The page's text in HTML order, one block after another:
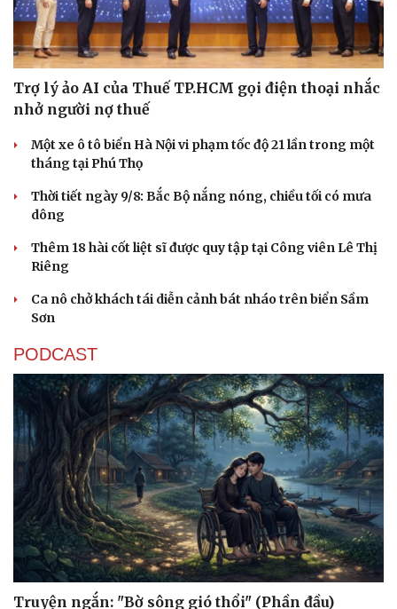
Trợ lý ảo AI của Thuế TP.HCM gọi điện thoại nhắc
nhở người nợ thuế
Một xe ô tô biển Hà Nội vi phạm tốc độ 21 lần trong một
tháng tại Phú Thọ
Thời tiết ngày 9/8: Bắc Bộ nắng nóng, chiều tối có mưa
dông
Thêm 18 hài cốt liệt sĩ được quy tập tại Công viên Lê Thị
Riêng
Ca nô chở khách tái diễn cảnh bát nháo trên biển Sầm
Sơn
PODCAST
Truyện ngắn: "Bờ sông gió thổi" (Phần đầu)